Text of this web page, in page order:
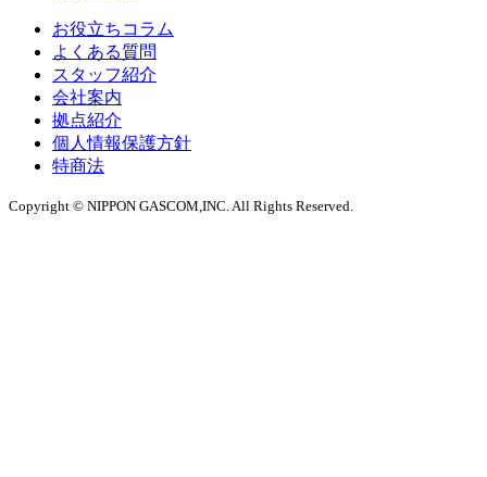
お役立ちコラム
よくある質問
スタッフ紹介
会社案内
拠点紹介
個人情報保護方針
特商法
Copyright © NIPPON GASCOM,INC. All Rights Reserved.